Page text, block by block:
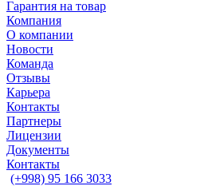
Гарантия на товар
Компания
О компании
Новости
Команда
Отзывы
Карьера
Контакты
Партнеры
Лицензии
Документы
Контакты
(+998) 95 166 3033